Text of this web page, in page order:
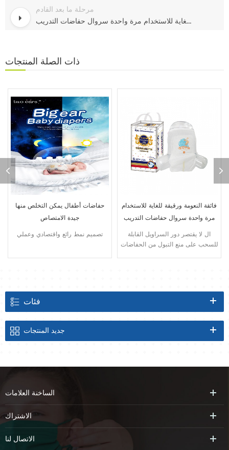
مرحلة ما بعد القادم
فائقة النعومة ورقيقة للغاية للاستخدام مرة واحدة سروال حفاضات التدريب
ذات الصلة المنتجات
حفاضات أطفال يمكن التخلص منها
جيدة الامتصاص
تصميم نمط رائع واقتصادي وعملي
فائقة النعومة ورقيقة للغاية للاستخدام
مرة واحدة سروال حفاضات التدريب
ال لا يقتصر دور السراويل القابلة
للسحب على منع التبول من الحفاضات
فئات
جديد المنتجات
الساخنة العلامات
الاشتراك
الاتصال لنا